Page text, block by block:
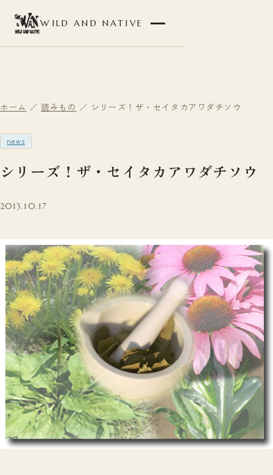
WILD AND NATIVE
ホーム ／ 読みもの ／ シリーズ！ザ・セイタカアワダチソウ
news
シリーズ！ザ・セイタカアワダチソウ
2013.10.17